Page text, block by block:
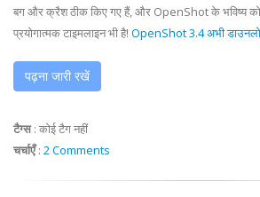
बग और क्रैश ठीक किए गए हैं, और OpenShot के भविष्य
प्रयोगात्मक टाइमलाइन भी है! OpenShot 3.4 अभी
पढ़ना जारी रखें
टैग्स: कोई टैग नहीं
चर्चाएँ: 2 Comments